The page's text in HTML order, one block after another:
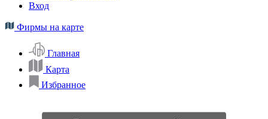
Вход
Фирмы на карте
Главная
Карта
Избранное